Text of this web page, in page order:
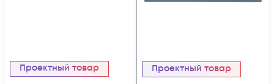
Проектный товар Проектный товар